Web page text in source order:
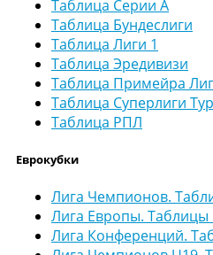
Таблица Серии А
Таблица Бундеслиги
Таблица Лиги 1
Таблица Эредивизи
Таблица Примейра
Таблица Суперлиги
Таблица РПЛ
Еврокубки
Лига Чемпионов.
Лига Европы. Таблицы
Лига Конференций.